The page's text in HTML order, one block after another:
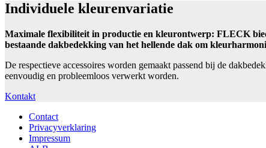
Individuele kleurenvariatie
Maximale flexibiliteit in productie en kleurontwerp: FLECK
bestaande dakbedekking van het hellende dak om
De respectieve accessoires worden gemaakt passend bij de
eenvoudig en probleemloos verwerkt worden.
Kontakt
Contact
Privacyverklaring
Impressum